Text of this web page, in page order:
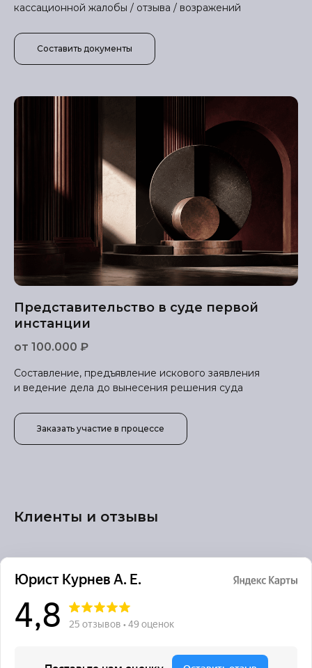
кассационной жалобы / отзыва / возражений
Составить документы
Представительство в суде первой
инстанции
от 100.000 ₽
Составление, предъявление искового заявления
и ведение дела до вынесения решения суда
Заказать участие в процессе
Клиенты и отзывы